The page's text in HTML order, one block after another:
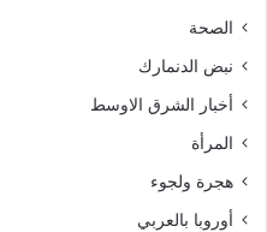
الصحة
نبض الدنمارك
أخبار الشرق الاوسط
المرأة
هجرة ولجوء
أوروبا بالعربي